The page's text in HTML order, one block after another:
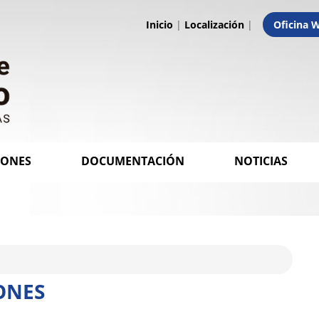
Inicio | Localización | Oficina
DOCUMENTACIÓN NOTICIAS